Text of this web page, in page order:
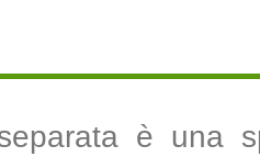
è una